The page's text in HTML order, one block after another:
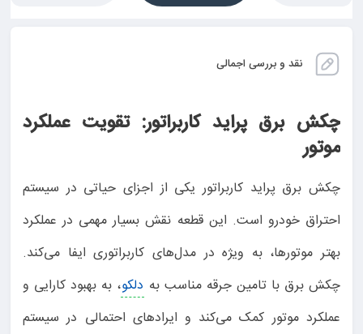
نقد و بررسی اجمالی
چکش برق پراید کاربراتور: تقویت عملکرد
موتور
چکش برق پراید کاربراتور یکی از اجزای حیاتی در سیستم
احتراق خودرو است. این قطعه نقش بسیار مهمی در عملکرد
بهتر موتورها، به ویژه در مدل‌های کاربراتوری ایفا می‌کند.
چکش برق با تامین جرقه مناسب به دلکو، به بهبود کارایی و
عملکرد موتور کمک می‌کند و ایرادهای احتمالی در سیستم